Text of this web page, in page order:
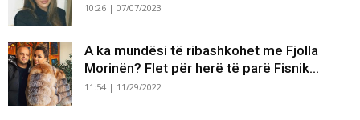
10:26 | 07/07/2023
A ka mundësi të ribashkohet me Fjolla
Morinën? Flet për herë të parë Fisnik...
11:54 | 11/29/2022